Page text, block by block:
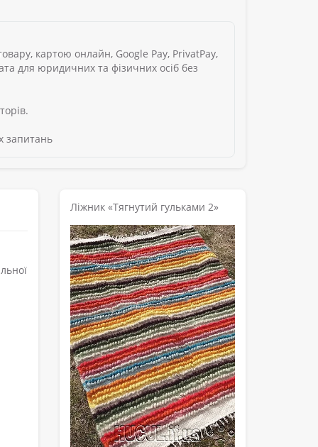
картою онлайн, Google Pay, PrivatPay,
для юридичних та фізичних осіб без
запитань
Ліжник «Тягнутий гульками 2»